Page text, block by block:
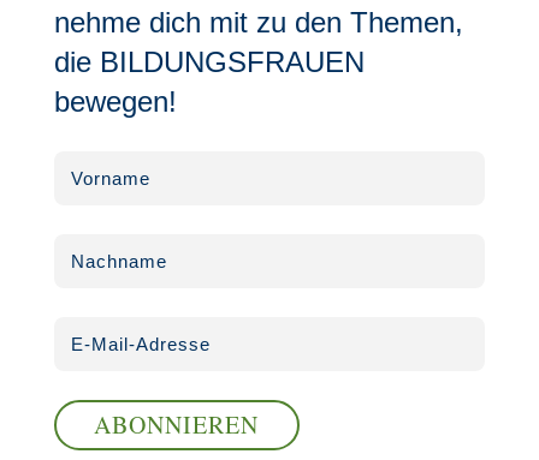
nehme dich mit zu den Themen,
die BILDUNGSFRAUEN
bewegen!
ABONNIEREN